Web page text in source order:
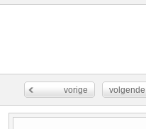
vorige volgende